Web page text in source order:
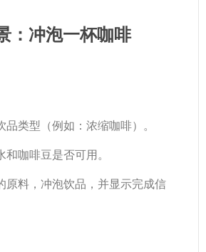
：冲泡一杯咖啡
类型（例如：浓缩咖啡）。
咖啡豆是否可用。
原料，冲泡饮品，并显示完成信